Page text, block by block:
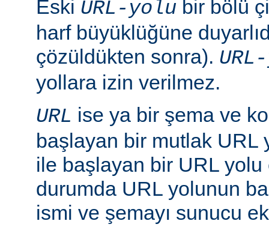
Eski URL-yolu bir bölü
harf büyüklüğüne
çözüldükten sonra).
yollara izin verilmez.
URL ise ya bir şema ve
başlayan bir mutlak URL
ile başlayan bir URL
durumda URL yolunun
ismi ve şemayı sunucu